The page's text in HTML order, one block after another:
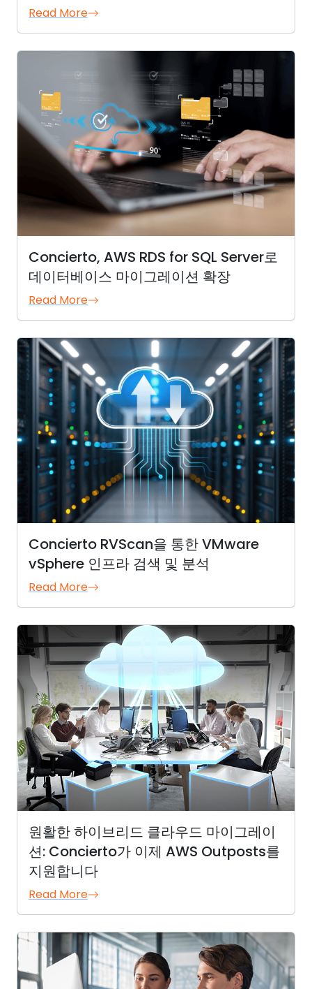
Read More
Concierto, AWS RDS for SQL Server로
데이터베이스 마이그레이션 확장
Read More
Concierto RVScan을 통한 VMware
vSphere 인프라 검색 및 분석
Read More
원활한 하이브리드 클라우드 마이그레이
션: Concierto가 이제 AWS Outposts를
지원합니다
Read More